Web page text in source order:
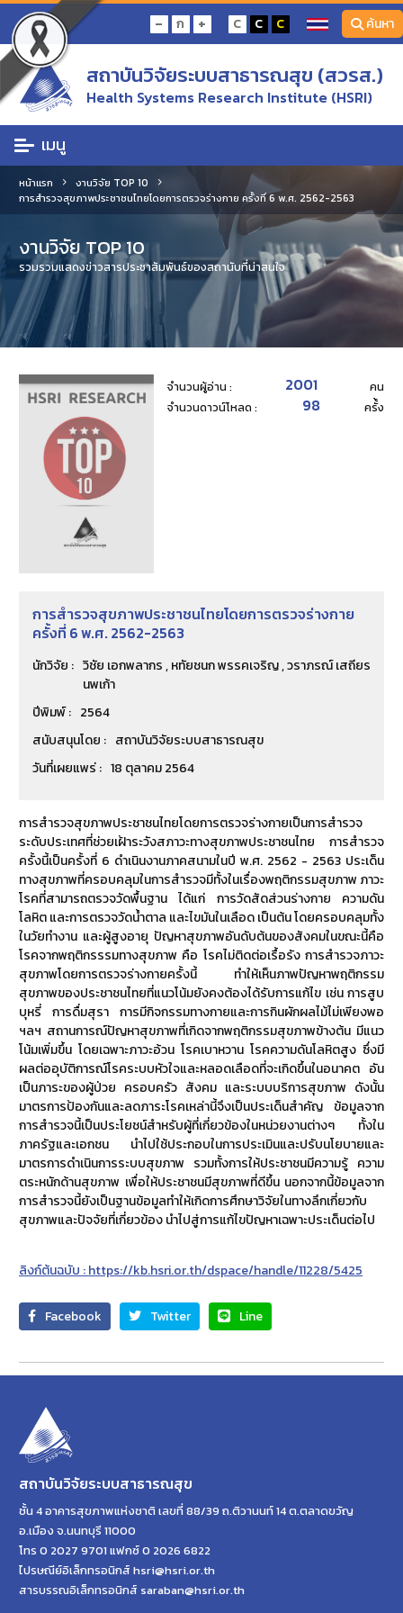
- ก + C C C ค้นหา
สถาบันวิจัยระบบสาธารณสุข (สวรส.)
Health Systems Research Institute (HSRI)
เมนู
หน้าแรก
งานวิจัย TOP 10
การสำรวจสุขภาพประชาชนไทยโดยการตรวจร่างกาย ครั้งที่ 6 พ.ศ. 2562-2563
งานวิจัย TOP 10
รวมรวมแสดงข่าวสารประชาสัมพันธ์ของสถานับที่น่าสนใจ
จำนวนผู้อ่าน : 2001
คน
จำนวนดาวน์โหลด :
98 ครั้้ง
การสำรวจสุขภาพประชาชนไทยโดยการตรวจร่างกาย
ครั้งที่ 6 พ.ศ. 2562-2563
นักวิจัย : วิชัย เอกพลากร , หทัยชนก พรรคเจริญ , วราภรณ์ เสถียร
นพเก้า
ปีพิมพ์ : 2564
สนับสนุนโดย : สถาบันวิจัยระบบสาธารณสุข
วันที่เผยแพร่ : 18 ตุลาคม 2564
การสำรวจสุขภาพประชาชนไทยโดยการตรวจร่างกายเป็นการสำรวจ
ระดับประเทศที่ช่วยเฝ้าระวังสภาวะทางสุขภาพประชาชนไทย การสำรวจ
ครั้งนี้เป็นครั้งที่ 6 ดำเนินงานภาคสนามในปี พ.ศ. 2562 - 2563 ประเด็น
ทางสุขภาพที่ครอบคลุมในการสำรวจมีทั้งในเรื่องพฤติกรรมสุขภาพ ภาวะ
โรคที่สามารถตรวจวัดพื้นฐาน ได้แก่ การวัดสัดส่วนร่างกาย ความดัน
โลหิต และการตรวจวัดน้ำตาล และไขมันในเลือด เป็นต้น โดยครอบคลุมทั้ง
ในวัยทำงาน และผู้สูงอายุ ปัญหาสุขภาพอันดับต้นของสังคมในขณะนี้คือ
โรคจากพฤติกรรรมทางสุขภาพ คือ โรคไม่ติดต่อเรื้อรัง การสำรวจภาวะ
สุขภาพโดยการตรวจร่างกายครั้งนี้ ทำให้เห็นภาพปัญหาพฤติกรรม
สุขภาพของประชาชนไทยที่แนวโน้มยังคงต้องได้รับการแก้ไข เช่น การสูบ
บุหรี่ การดื่มสุรา การมีกิจกรรมทางกายและการกินผักผลไม้ไม่เพียงพอ
ฯลฯ สถานการณ์ปัญหาสุขภาพที่เกิดจากพฤติกรรมสุขภาพข้างต้น มีแนว
โน้มเพิ่มขึ้น โดยเฉพาะภาวะอ้วน โรคเบาหวาน โรคความดันโลหิตสูง ซึ่งมี
ผลต่ออุบัติการณ์โรคระบบหัวใจและหลอดเลือดที่จะเกิดขึ้นในอนาคต อัน
เป็นภาระของผู้ป่วย ครอบครัว สังคม และระบบบริการสุขภาพ ดังนั้น
มาตรการป้องกันและลดภาระโรคเหล่านี้จึงเป็นประเด็นสำคัญ ข้อมูลจาก
การสำรวจนี้เป็นประโยชน์สำหรับผู้ที่เกี่ยวข้องในหน่วยงานต่างๆ ทั้งใน
ภาครัฐและเอกชน นำไปใช้ประกอบในการประเมินและปรับนโยบายและ
มาตรการดำเนินการระบบสุขภาพ รวมทั้งการให้ประชาชนมีความรู้ ความ
ตระหนักด้านสุขภาพ เพื่อให้ประชาชนมีสุขภาพที่ดีขึ้น นอกจากนี้ข้อมูลจาก
การสำรวจนี้ยังเป็นฐานข้อมูลทำให้เกิดการศึกษาวิจัยในทางลึกเกี่ยวกับ
สุขภาพและปัจจัยที่เกี่ยวข้อง นำไปสู่การแก้ไขปัญหาเฉพาะประเด็นต่อไป
ลิงก์ต้นฉบับ : https://kb.hsri.or.th/dspace/handle/11228/5425
Facebook Twitter Line
สถาบันวิจัยระบบสาธารณสุข
ชั้น 4 อาคารสุขภาพแห่งชาติ เลขที่ 88/39 ถ.ติวานนท์ 14 ต.ตลาดขวัญ
อ.เมือง จ.นนทบุรี 11000
โทร 0 2027 9701 แฟกซ์ 0 2026 6822
ไปรษณีย์อิเล็กทรอนิกส์ hsri@hsri.or.th
สารบรรณอิเล็กทรอนิกส์ saraban@hsri.or.th